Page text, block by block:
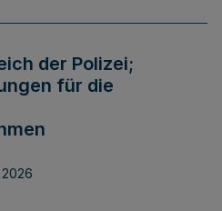
der Polizei;
für die